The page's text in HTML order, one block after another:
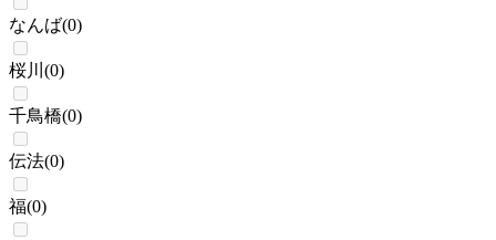
なんば(0)
桜川 (0)
千鳥橋(0)
伝法(0)
福(0)